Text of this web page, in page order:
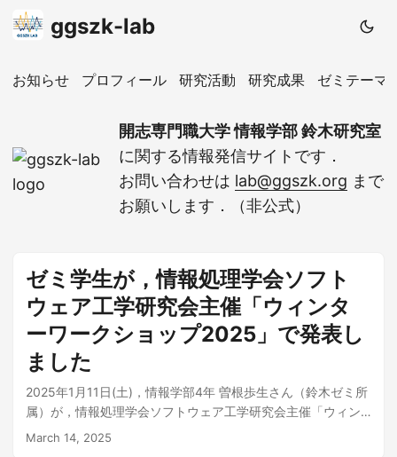
ggszk-lab
お知らせ プロフィール 研究活動 研究成果 ゼミテーマ
開志専門職大学 情報学部 鈴木研究室
に関する情報発信サイトです．
お問い合わせは lab@ggszk.org まで
お願いします．（非公式）
ゼミ学生が，情報処理学会ソフト
ウェア工学研究会主催「ウィンタ
ーワークショップ2025」で発表し
ました
2025年1月11日(土)，情報学部4年 曽根歩生さん（鈴木ゼミ所
属）が，情報処理学会ソフトウェア工学研究会主催「ウィン
ターワークショップ2025」（会場：海峡メッセ下関）にて研
March 14, 2025